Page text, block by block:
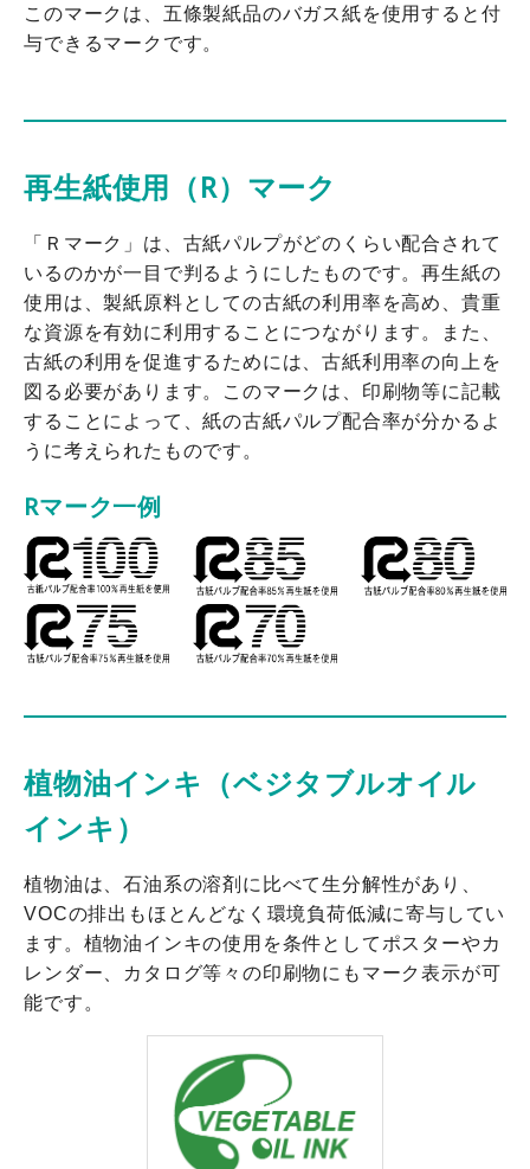
このマークは、五條製紙品のバガス紙を使用すると付
与できるマークです。
再生紙使用（R）マーク
「Ｒマーク」は、古紙パルプがどのくらい配合されて
いるのかが一目で判るようにしたものです。再生紙の
使用は、製紙原料としての古紙の利用率を高め、貴重
な資源を有効に利用することにつながります。また、
古紙の利用を促進するためには、古紙利用率の向上を
図る必要があります。このマークは、印刷物等に記載
することによって、紙の古紙パルプ配合率が分かるよ
うに考えられたものです。
Rマーク一例
植物油インキ（ベジタブルオイル
インキ）
植物油は、石油系の溶剤に比べて生分解性があり、
VOCの排出もほとんどなく環境負荷低減に寄与してい
ます。植物油インキの使用を条件としてポスターやカ
レンダー、カタログ等々の印刷物にもマーク表示が可
能です。